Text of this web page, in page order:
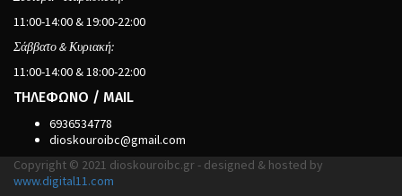
11:00-14:00 & 19:00-22:00
Σάββατο & Κυριακή:
11:00-14:00 & 18:00-22:00
ΤΗΛΕΦΩΝΟ / MAIL
6936534778
dioskouroibc@gmail.com
Copyright © 2021 dioskouroibc.gr - designed & hosted by
www.digital11.com